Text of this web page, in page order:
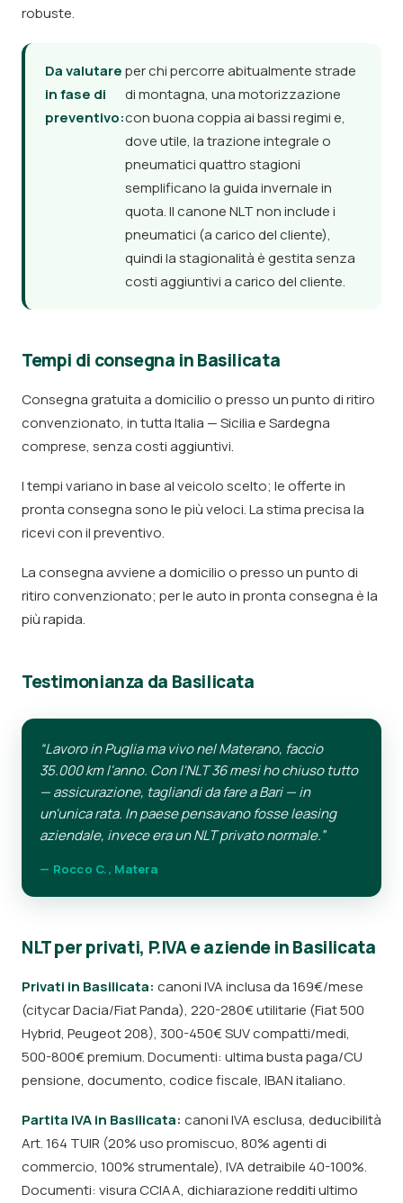
robuste.
Da valutare
in fase di
preventivo:
per chi percorre abitualmente strade
di montagna, una motorizzazione
con buona coppia ai bassi regimi e,
dove utile, la trazione integrale o
pneumatici quattro stagioni
semplificano la guida invernale in
quota. Il canone NLT non include i
pneumatici (a carico del cliente),
quindi la stagionalità è gestita senza
costi aggiuntivi a carico del cliente.
Tempi di consegna in Basilicata
Consegna gratuita a domicilio o presso un punto di ritiro
convenzionato, in tutta Italia — Sicilia e Sardegna
comprese, senza costi aggiuntivi.
I tempi variano in base al veicolo scelto; le offerte in
pronta consegna sono le più veloci. La stima precisa la
ricevi con il preventivo.
La consegna avviene a domicilio o presso un punto di
ritiro convenzionato; per le auto in pronta consegna è la
più rapida.
Testimonianza da Basilicata
“Lavoro in Puglia ma vivo nel Materano, faccio
35.000 km l'anno. Con l'NLT 36 mesi ho chiuso tutto
— assicurazione, tagliandi da fare a Bari — in
un'unica rata. In paese pensavano fosse leasing
aziendale, invece era un NLT privato normale.”
— Rocco C., Matera
NLT per privati, P.IVA e aziende in Basilicata
Privati in Basilicata: canoni IVA inclusa da 169€/mese
(citycar Dacia/Fiat Panda), 220-280€ utilitarie (Fiat 500
Hybrid, Peugeot 208), 300-450€ SUV compatti/medi,
500-800€ premium. Documenti: ultima busta paga/CU
pensione, documento, codice fiscale, IBAN italiano.
Partita IVA in Basilicata: canoni IVA esclusa, deducibilità
Art. 164 TUIR (20% uso promiscuo, 80% agenti di
commercio, 100% strumentale), IVA detraibile 40-100%.
Documenti: visura CCIAA, dichiarazione redditi ultimo